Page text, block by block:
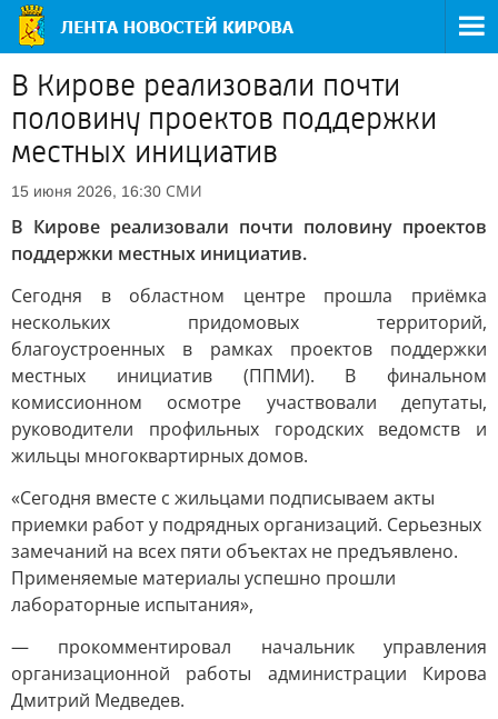
В Кирове реализовали почти
половину проектов поддержки
местных инициатив
15 июня 2026, 16:30 СМИ
В Кирове реализовали почти половину проектов
поддержки местных инициатив.
Сегодня в областном центре прошла приёмка
нескольких придомовых территорий,
благоустроенных в рамках проектов поддержки
местных инициатив (ППМИ). В финальном
комиссионном осмотре участвовали депутаты,
руководители профильных городских ведомств и
жильцы многоквартирных домов.
«Сегодня вместе с жильцами подписываем акты
приемки работ у подрядных организаций. Серьезных
замечаний на всех пяти объектах не предъявлено.
Применяемые материалы успешно прошли
лабораторные испытания»,
— прокомментировал начальник управления
организационной работы администрации Кирова
Дмитрий Медведев.